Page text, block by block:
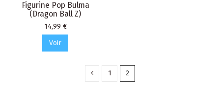
Figurine Pop Bulma
(Dragon Ball Z)
Prix
14,99 €
Voir
1 2